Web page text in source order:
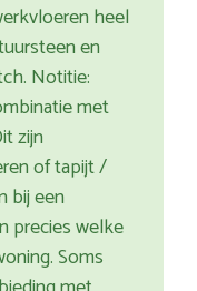
heel
en
Notitie:
met
zijn
of tapijt /
bij een
precies welke
Soms